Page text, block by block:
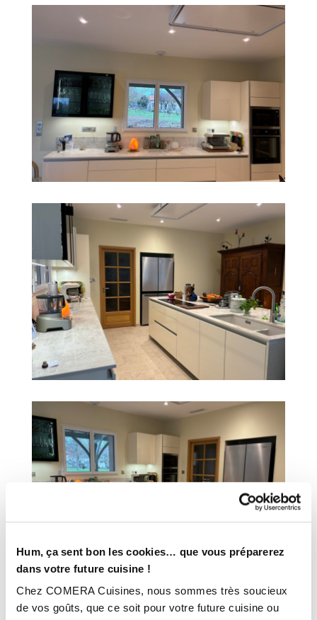
Hum, ça sent bon les cookies… que vous préparerez
dans votre future cuisine !
Chez COMERA Cuisines, nous sommes très soucieux
de vos goûts, que ce soit pour votre future cuisine ou